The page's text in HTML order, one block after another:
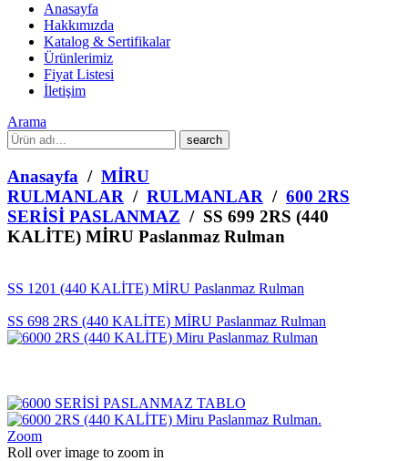
Anasayfa
Hakkımızda
Katalog & Sertifikalar
Ürünlerimiz
Fiyat Listesi
İletişim
Arama
What
are
you
looking
for?
Anasayfa / MİRU
RULMANLAR / RULMANLAR / 600 2RS
SERİSİ PASLANMAZ / SS 699 2RS (440
KALİTE) MİRU Paslanmaz Rulman
SS 1201 (440 KALİTE) MİRU Paslanmaz Rulman
SS 698 2RS (440 KALİTE) MİRU Paslanmaz Rulman
Zoom
Roll over image to zoom in